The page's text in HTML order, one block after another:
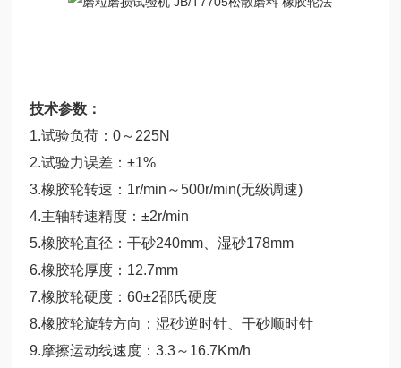
技术参数：
1.试验负荷：0～225N
2.试验力误差：±1%
3.橡胶轮转速：1r/min～500r/min(无级调速)
4.主轴转速精度：±2r/min
5.橡胶轮直径：干砂240mm、湿砂178mm
6.橡胶轮厚度：12.7mm
7.橡胶轮硬度：60±2邵氏硬度
8.橡胶轮旋转方向：湿砂逆时针、干砂顺时针
9.摩擦运动线速度：3.3～16.7Km/h